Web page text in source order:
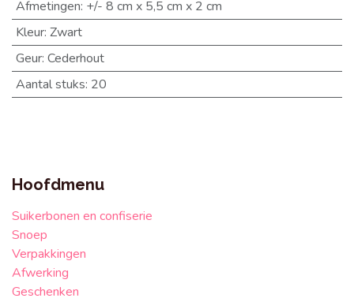
Afmetingen: +/- 8 cm x 5,5 cm x 2 cm
Kleur: Zwart
Geur: Cederhout
Aantal stuks: 20
Hoofdmenu
Suikerbonen en confiserie
Snoep
Verpakkingen
Afwerking
Geschenken